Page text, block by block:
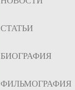
СТАТЬИ
БИОГРАФИЯ
ФИЛЬМОГРАФИЯ